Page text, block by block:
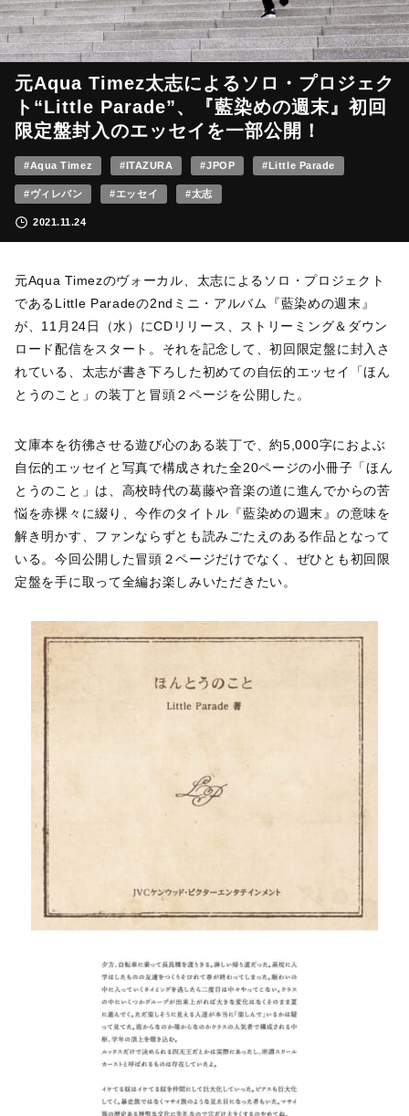
元Aqua Timez太志によるソロ・プロジェク
ト“Little Parade”、『藍染めの週末』初回
限定盤封入のエッセイを一部公開！
#Aqua Timez #ITAZURA #JPOP #Little Parade
#ヴィレバン #エッセイ #太志
2021.11.24
元Aqua Timezのヴォーカル、太志によるソロ・プロジェクト
であるLittle Paradeの2ndミニ・アルバム『藍染めの週末』
が、11月24日（水）にCDリリース、ストリーミング＆ダウン
ロード配信をスタート。それを記念して、初回限定盤に封入さ
れている、太志が書き下ろした初めての自伝的エッセイ「ほん
とうのこと」の装丁と冒頭２ページを公開した。
文庫本を彷彿させる遊び心のある装丁で、約5,000字におよぶ
自伝的エッセイと写真で構成された全20ページの小冊子「ほん
とうのこと」は、高校時代の葛藤や音楽の道に進んでからの苦
悩を赤裸々に綴り、今作のタイトル『藍染めの週末』の意味を
解き明かす、ファンならずとも読みごたえのある作品となって
いる。今回公開した冒頭２ページだけでなく、ぜひとも初回限
定盤を手に取って全編お楽しみいただきたい。